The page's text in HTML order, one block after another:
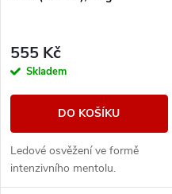
555 Kč
Skladem
DO KOŠÍKU
Ledové osvěžení ve formě
intenzivního mentolu.